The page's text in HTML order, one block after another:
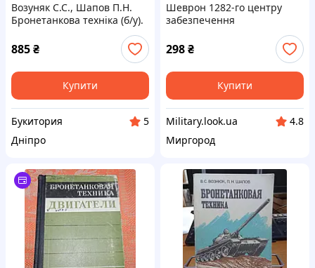
Возуняк С.С., Шапов П.Н.
Бронетанкова техніка (б/у).
885₴
Купити
Букитория
5
Дніпро
Шеврон 1282-го центру
забезпечення
бронетанковим озброєнням
та технікою ЗСУ на липучці
298₴
Купити
Military.look.ua
4.8
Миргород